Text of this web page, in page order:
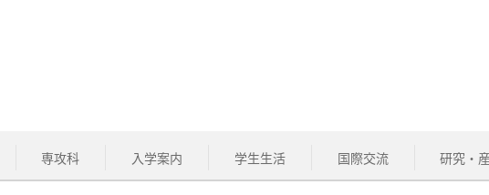
専攻科 入学案内 学生生活 国際交流 研究・